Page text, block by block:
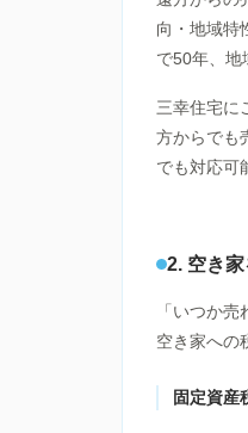
向・地域特
で50年、地
三幸住宅に
方からでも
でも対応可
2. 空き
「いつか
空き家への
固定資産